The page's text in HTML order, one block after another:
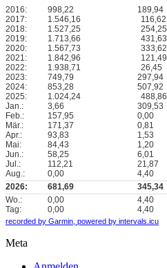
2016: 998,22 189,94
2017:
1.546,16 116,62
2018:
1.527,25 254,25
2019:
1.713,66 431,63
2020:
1.567,73 333,62
2021:
1.842,96 121,49
2022:
1.938,71 26,45
2023:
749,79 297,94
2024:
853,28 507,92
2025:
1.024,24 488,86
Jan.:
3,66 309,53
Feb.:
157,95 0,00
Mär.:
171,37 0,81
Apr.:
93,83 1,53
Mai:
84,43 1,20
Jun.:
58,25 6,01
Jul.:
112,21 21,87
Aug.:
0,00 4,40
2026:
681,69 345,34
Wo.:
0,00 4,40
Tag:
0,00 4,40
recorded by Garmin, powered by intervals.icu
Meta